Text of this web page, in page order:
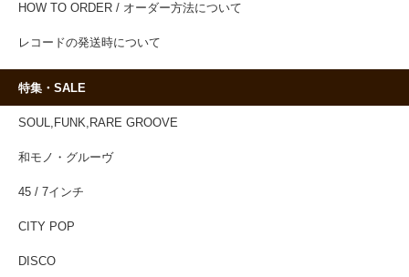
HOW TO ORDER / オーダー方法について
レコードの発送時について
特集・SALE
SOUL,FUNK,RARE GROOVE
和モノ・グルーヴ
45 / 7インチ
CITY POP
DISCO